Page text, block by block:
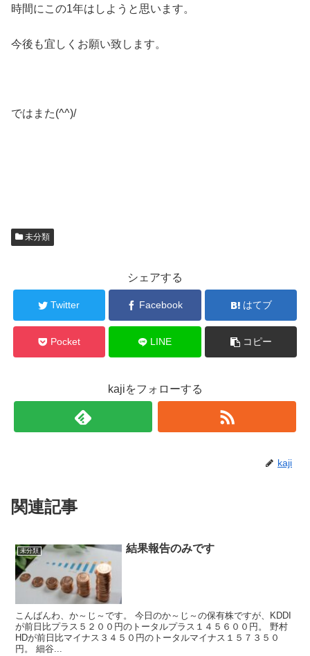
時間にこの1年はしようと思います。
今後も宜しくお願い致します。
ではまた(^^)/
未分類
シェアする
Twitter Facebook はてブ
Pocket LINE コピー
kajiをフォローする
kaji
関連記事
未分類 結果報告のみです
こんばんわ、か～じ～です。 今日のか～じ～の保有株ですが、KDDI
が前日比プラス５２００円のトータルプラス１４５６００円。 野村
HDが前日比マイナス３４５０円のトータルマイナス１５７３５０
円。 細谷...